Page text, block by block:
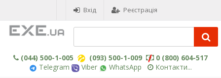
Вхід Реєстрація
(044) 500-1-005 (093) 500-1-009
0 (800) 604-517
Telegram
Viber WhatsApp Контакти...